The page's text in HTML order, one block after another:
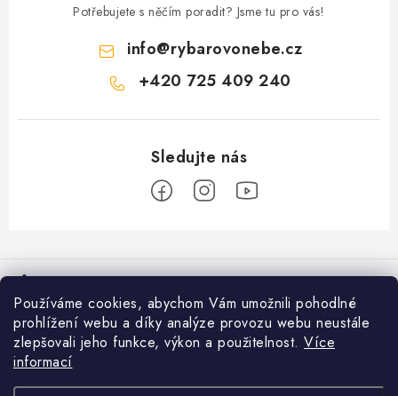
Používáme cookies, abychom Vám umožnili pohodlné
prohlížení webu a díky analýze provozu webu neustále
zlepšovali jeho funkce, výkon a použitelnost. Více
informací
Potřebujete s něčím poradit? Jsme tu pro vás!
info@rybarovonebe.cz
+420 725 409 240
á
p Informace pro vás
Věrnostní program
Doprava a platba
Prodejna Moravské Budějovice
Facebook
Přijímáme online platby